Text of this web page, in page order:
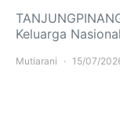
Keluarga
Mutiarani 15/07/